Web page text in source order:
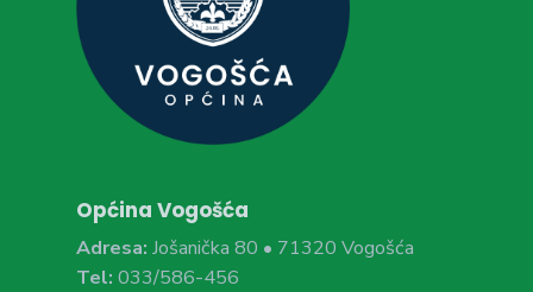
Općina Vogošća
Adresa: Jošanička 80 • 71320 Vogošća
Tel: 033/586-456